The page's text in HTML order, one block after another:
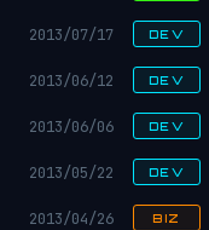
2013/07/17 DEV
2013/06/12 DEV
2013/06/06 DEV
2013/05/22 DEV
2013/04/26 BIZ